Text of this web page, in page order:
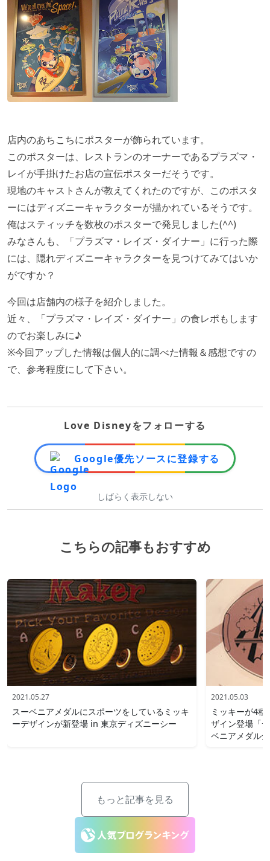
店内のあちこちにポスターが飾られています。
このポスターは、レストランのオーナーであるプラズマ・
レイが手掛けたお店の宣伝ポスターだそうです。
現地のキャストさんが教えてくれたのですが、このポスタ
ーにはディズニーキャラクターが描かれているそうです。
俺はスティッチを数枚のポスターで発見しました(^^)
みなさんも、「プラズマ・レイズ・ダイナー」に行った際
には、隠れディズニーキャラクターを見つけてみてはいか
がですか？
今回は店舗内の様子を紹介しました。
近々、「プラズマ・レイズ・ダイナー」の食レポもします
のでお楽しみに♪
※今回アップした情報は個人的に調べた情報＆感想ですの
で、参考程度にして下さい。
Love Disneyをフォローする
Google優先ソースに登録する
しばらく表示しない
こちらの記事もおすすめ
2021.05.27
スーベニアメダルにスポーツをしているミッキ
ーデザインが新登場 in 東京ディズニーシー
2021.05.03
ミッキーが4
ザイン登場「
ベニアメダル
もっと記事を見る